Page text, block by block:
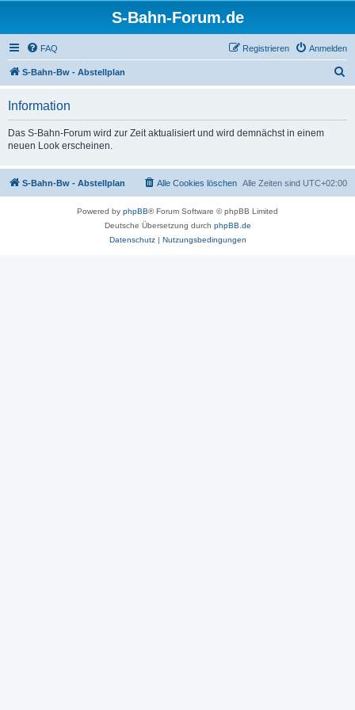
S-Bahn-Forum.de
FAQ Anmelden
Registrieren
S-Bahn-Bw - Abstellplan
Information
Das S-Bahn-Forum wird zur Zeit aktualisiert und wird demnächst in einem
neuen Look erscheinen.
S-Bahn-Bw - Abstellplan Alle Zeiten sind UTC+02:00
Alle Cookies löschen
Powered by phpBB® Forum Software © phpBB Limited
Deutsche Übersetzung durch phpBB.de
Datenschutz| Nutzungsbedingungen